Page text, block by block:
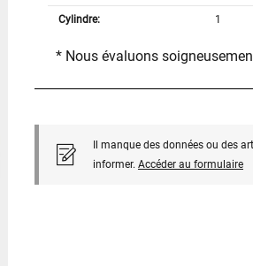
Cylindre: 1
* Nous évaluons
Il manque des données ou des
informer. Accéder au formulaire